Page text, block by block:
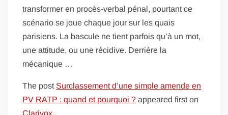
transformer en procès-verbal pénal, pourtant ce
scénario se joue chaque jour sur les quais
parisiens. La bascule ne tient parfois qu’à un mot,
une attitude, ou une récidive. Derrière la
mécanique …
The post Surclassement d’une simple amende en
PV RATP : quand et pourquoi ? appeared first on
Clarivox.